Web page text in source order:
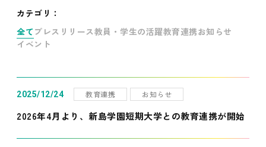
カテゴリ：
全て プレスリリース教員・学生の活躍教育連携お知らせ
イベント
2025/12/24 教育連携 お知らせ
2026年4月より、新島学園短期大学との教育連携が開始